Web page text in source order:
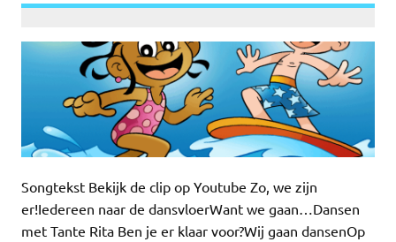
Songtekst Bekijk de clip op Youtube Zo, we zijn
er!Iedereen naar de dansvloerWant we gaan…Dansen
met Tante Rita Ben je er klaar voor?Wij gaan dansenOp